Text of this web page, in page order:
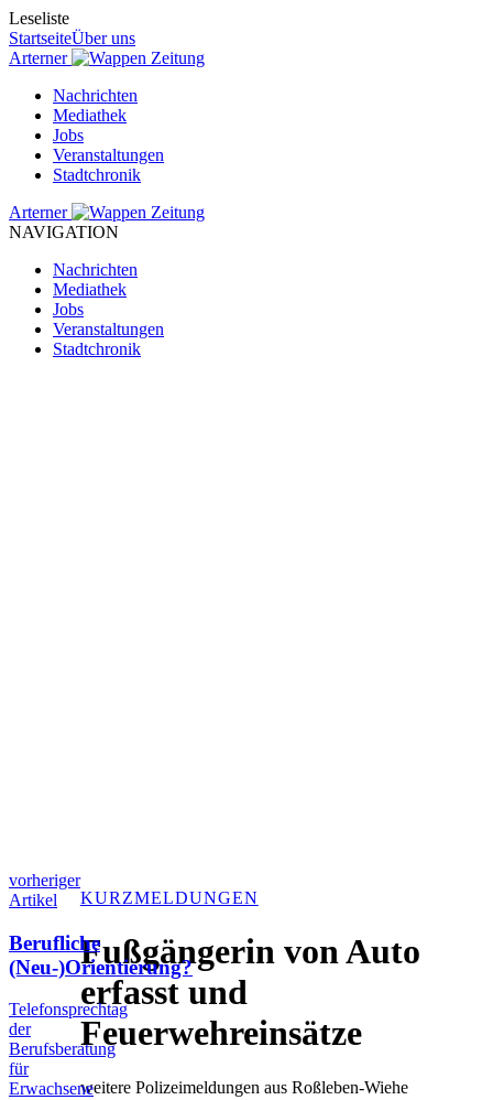
Leseliste
StartseiteÜber uns
Arterner
Zeitung
Nachrichten
Mediathek
Jobs
Veranstaltungen
Stadtchronik
Arterner
Zeitung
NAVIGATION
Nachrichten
Mediathek
Jobs
Veranstaltungen
Stadtchronik
vorheriger
Artikel
Berufliche
(Neu-)Orientierung?
Telefonsprechtag
der
Berufsberatung
für
Erwachsene
KURZMELDUNGEN
Fußgängerin von Auto
erfasst und
Feuerwehreinsätze
weitere Polizeimeldungen aus Roßleben-Wiehe